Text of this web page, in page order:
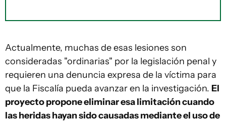
Actualmente, muchas de esas lesiones son
consideradas "ordinarias" por la legislación penal y
requieren una denuncia expresa de la víctima para
que la Fiscalía pueda avanzar en la investigación. El
proyecto propone eliminar esa limitación cuando
las heridas hayan sido causadas mediante el uso de